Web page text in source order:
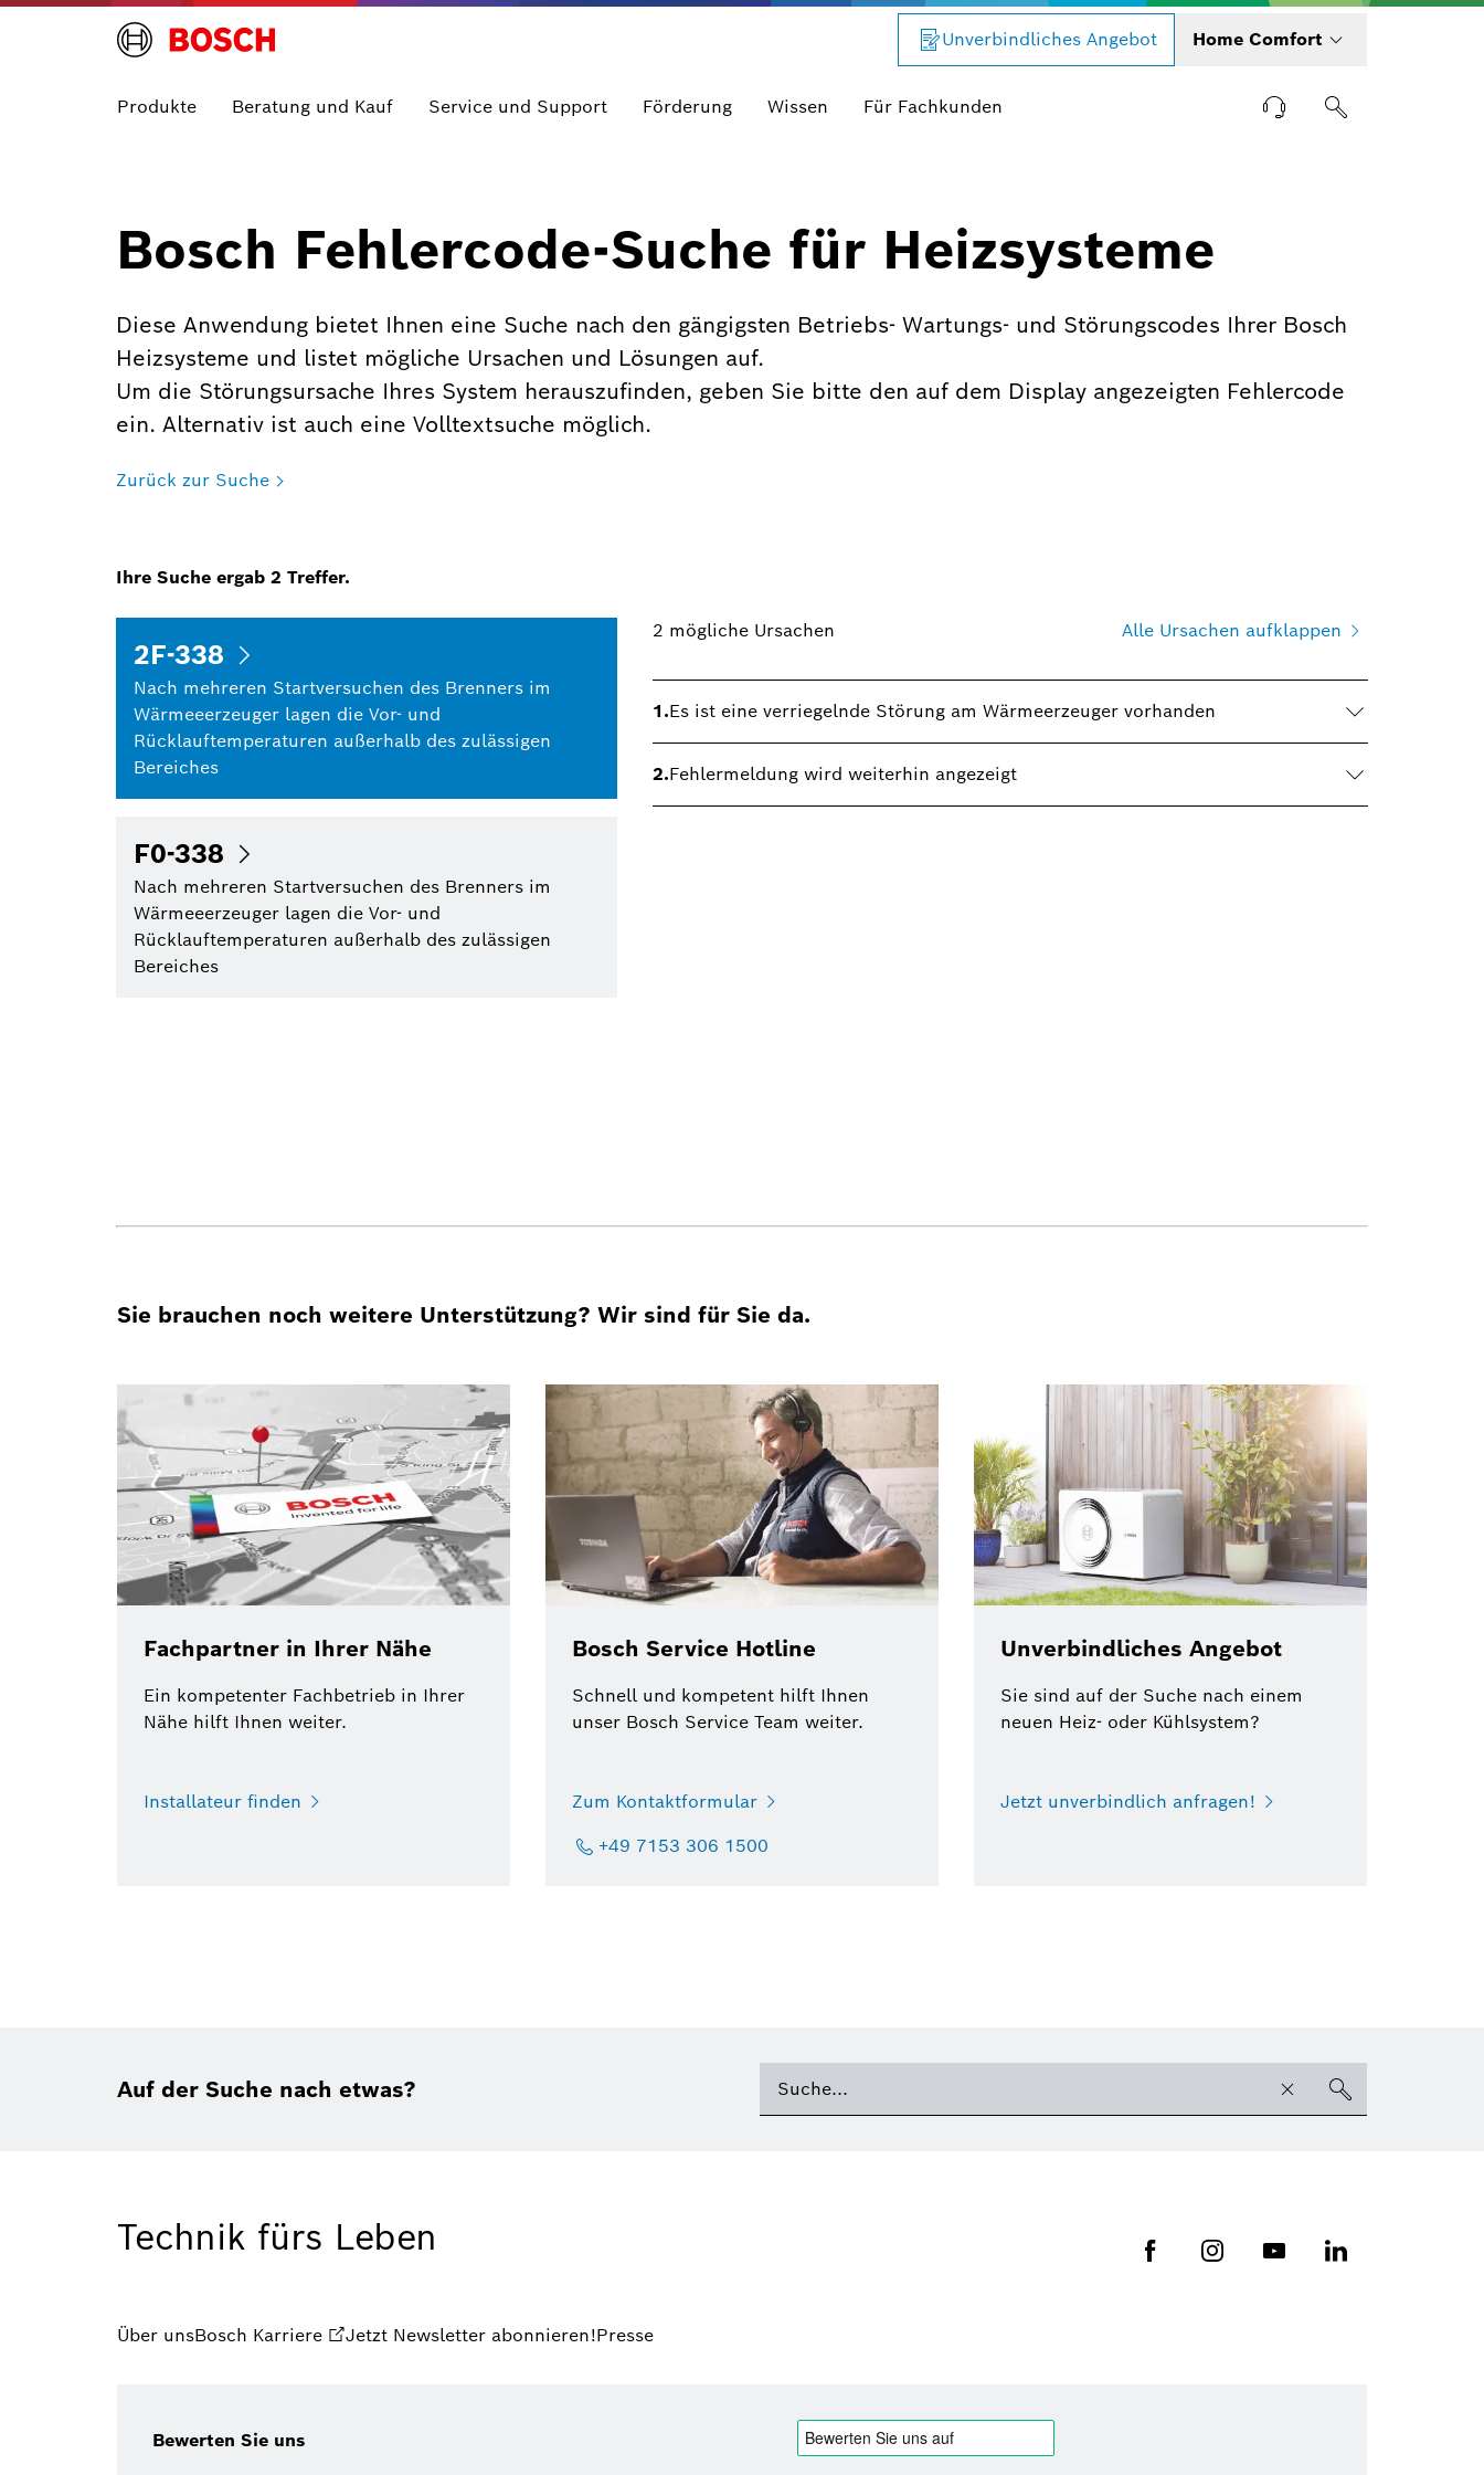
Unverbindliches Angebot Home Comfort
Produkte Beratung und Kauf Service und Support Förderung Wissen Für Fachkunden
Bosch Fehlercode-Suche für Heizsysteme
Diese Anwendung bietet Ihnen eine Suche nach den gängigsten Betriebs- Wartungs- und Störungscodes Ihrer Bosch
Heizsysteme und listet mögliche Ursachen und Lösungen auf.
Um die Störungsursache Ihres System herauszufinden, geben Sie bitte den auf dem Display angezeigten Fehlercode
ein. Alternativ ist auch eine Volltextsuche möglich.
Zurück zur Suche
Ihre Suche ergab 2 Treffer.
2F-338
Nach mehreren Startversuchen des Brenners im
Wärmeeerzeuger lagen die Vor- und
Rücklauftemperaturen außerhalb des zulässigen
Bereiches
F0-338
Nach mehreren Startversuchen des Brenners im
Wärmeeerzeuger lagen die Vor- und
Rücklauftemperaturen außerhalb des zulässigen
Bereiches
2 mögliche Ursachen Alle Ursachen aufklappen
1.Es ist eine verriegelnde Störung am Wärmeerzeuger vorhanden
2.Fehlermeldung wird weiterhin angezeigt
Sie brauchen noch weitere Unterstützung? Wir sind für Sie da.
Fachpartner in Ihrer Nähe
Ein kompetenter Fachbetrieb in Ihrer
Nähe hilft Ihnen weiter.
Installateur finden
Bosch Service Hotline
Schnell und kompetent hilft Ihnen
unser Bosch Service Team weiter.
Zum Kontaktformular
+49 7153 306 1500
Unverbindliches Angebot
Sie sind auf der Suche nach einem
neuen Heiz- oder Kühlsystem?
Jetzt unverbindlich anfragen!
Auf der Suche nach etwas?
Technik fürs Leben
Über unsBosch Karriere Jetzt Newsletter abonnieren!Presse
Bewerten Sie uns